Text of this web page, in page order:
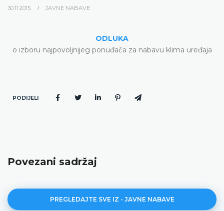
30.11.2015. JAVNE NABAVE
ODLUKA
o izboru najpovoljnijeg ponuđača za nabavu klima uređaja
PODIJELI
Povezani sadržaj
PREGLEDAJTE SVE IZ - JAVNE NABAVE